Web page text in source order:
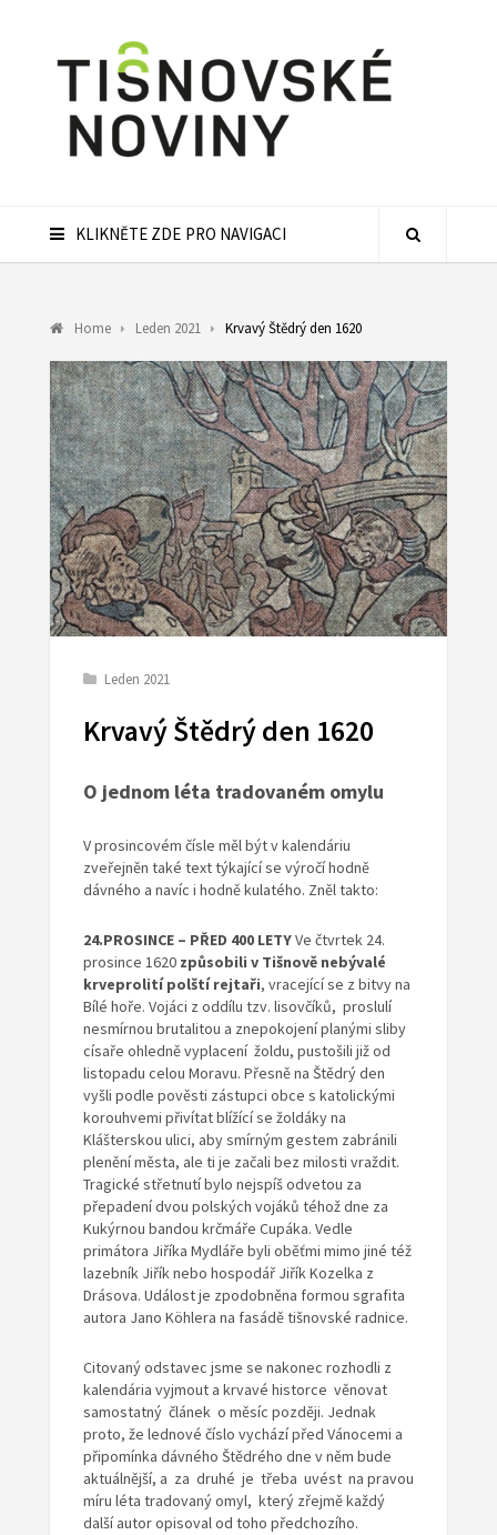
KLIKNĚTE ZDE PRO NAVIGACI
Home Leden 2021 Krvavý Štědrý den 1620
Leden 2021
Krvavý Štědrý den 1620
O jednom léta tradovaném omylu
V prosincovém čísle měl být v kalendáriu
zveřejněn také text týkající se výročí hodně
dávného a navíc i hodně kulatého. Zněl takto:
24.PROSINCE – PŘED 400 LETYVe čtvrtek 24.
prosince 1620 způsobili v Tišnově nebývalé
krveprolití polští rejtaři, vracející se z bitvy na
Bílé hoře. Vojáci z oddílu tzv. lisovčíků, proslulí
nesmírnou brutalitou a znepokojení planými sliby
císaře ohledně vyplacení žoldu, pustošili již od
listopadu celou Moravu. Přesně na Štědrý den
vyšli podle pověsti zástupci obce s katolickými
korouhvemi přivítat blížící se žoldáky na
Klášterskou ulici, aby smírným gestem zabránili
plenění města, ale ti je začali bez milosti vraždit.
Tragické střetnutí bylo nejspíš odvetou za
přepadení dvou polských vojáků téhož dne za
Kukýrnou bandou krčmáře Cupáka. Vedle
primátora Jiříka Mydláře byli oběťmi mimo jiné též
lazebník Jiřík nebo hospodář Jiřík Kozelka z
Drásova. Událost je zpodobněna formou sgrafita
autora Jano Köhlera na fasádě tišnovské radnice.
Citovaný odstavec jsme se nakonec rozhodli z
kalendária vyjmout a krvavé historce věnovat
samostatný článek o měsíc později. Jednak
proto, že lednové číslo vychází před Vánocemi a
připomínka dávného Štědrého dne v něm bude
aktuálnější, a za druhé je třeba uvést na pravou
míru léta tradovaný omyl, který zřejmě každý
další autor opisoval od toho předchozího.